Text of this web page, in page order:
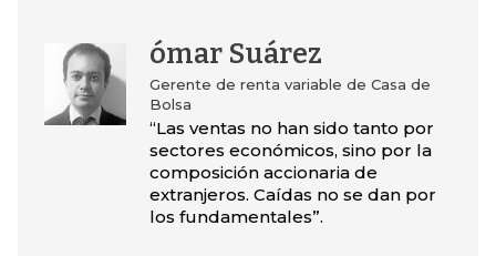
ómar Suárez
Gerente de renta variable de Casa de
Bolsa
“Las ventas no han sido tanto por
sectores económicos, sino por la
composición accionaria de
extranjeros. Caídas no se dan por
los fundamentales”.